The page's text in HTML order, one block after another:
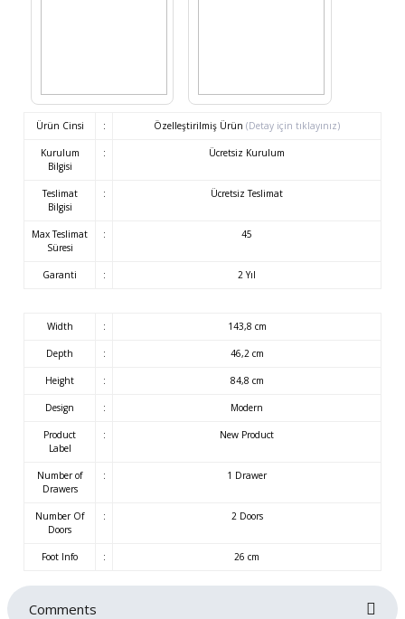
Ürün Cinsi : Özelleştirilmiş Ürün (Detay için tıklayınız)
Kurulum
Bilgisi
: Ücretsiz Kurulum
Teslimat
Bilgisi
: Ücretsiz Teslimat
Max Teslimat
Süresi
: 45
Garanti : 2 Yıl
Width : 143,8 cm
Depth : 46,2 cm
Height : 84,8 cm
Design : Modern
Product
Label
: New Product
Number of
Drawers
: 1 Drawer
Number Of
Doors
: 2 Doors
Foot Info : 26 cm
Comments